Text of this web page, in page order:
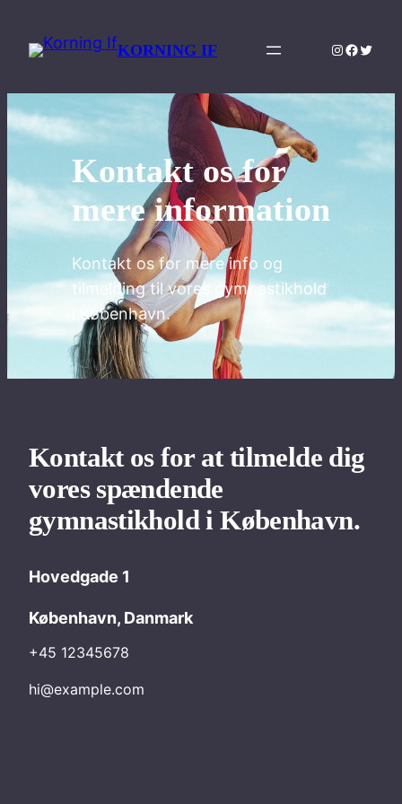
KORNING IF Instagram
Kontakt os for
mere information
Kontakt os for mere info og
tilmelding til vores gymnastikhold
i København.
Kontakt os for at tilmelde dig
vores spændende
gymnastikhold i København.
Hovedgade 1
København, Danmark
+45 12345678
hi@example.com